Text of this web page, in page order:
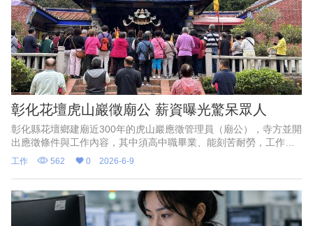
彰化花壇虎山巖徵廟公 薪資曝光驚呆眾人
彰化縣花壇鄉建廟近300年的虎山巖應徵管理員（廟公），寺方並開
出應徵條件與工作內容，其中須高中職畢業、能刻苦耐勞，工作內
容則是維護廟寺安全等，膳食自理。寺方並開出待遇為月薪2萬
9500元，與現行勞工最
工作 562 0 2026-6-9